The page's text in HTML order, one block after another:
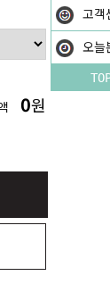
고객
오늘
0원